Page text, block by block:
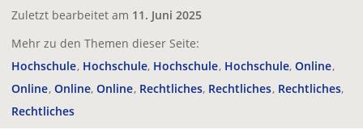
Zuletzt bearbeitet am 11. Juni 2025
Mehr zu den Themen dieser Seite:
Hochschule Hochschule Hochschule Hochschule Online
Online Online Online Rechtliches Rechtliches Rechtliches
Rechtliches